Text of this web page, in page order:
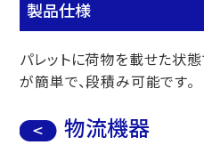
製品仕様
パレットに荷物を載せた状
が簡単で、段積み可能です。
物流機器